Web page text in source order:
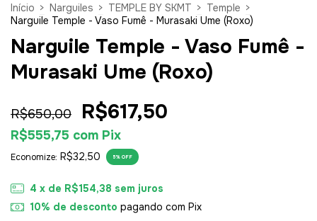
Início > Narguiles > TEMPLE BY SKMT > Temple >
Narguile Temple - Vaso Fumê - Murasaki Ume (Roxo)
Narguile Temple - Vaso Fumê -
Murasaki Ume (Roxo)
R$650,00 R$617,50
R$555,75 com Pix
Economize: R$32,50 5% OFF
4 x de R$154,38 sem juros
10% de desconto pagando com Pix